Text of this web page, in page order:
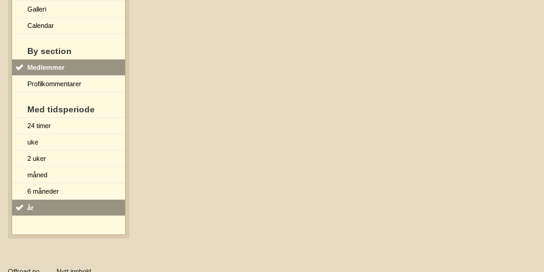
Galleri
Calendar
By section
Medlemmer
Profilkommentarer
Med tidsperiode
24 timer
uke
2 uker
måned
6 måneder
år